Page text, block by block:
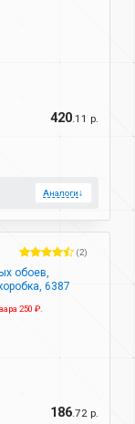
420.11 р.
Аналоги↓
(2)
обоев,
6387
250 ₽.
186.72 р.